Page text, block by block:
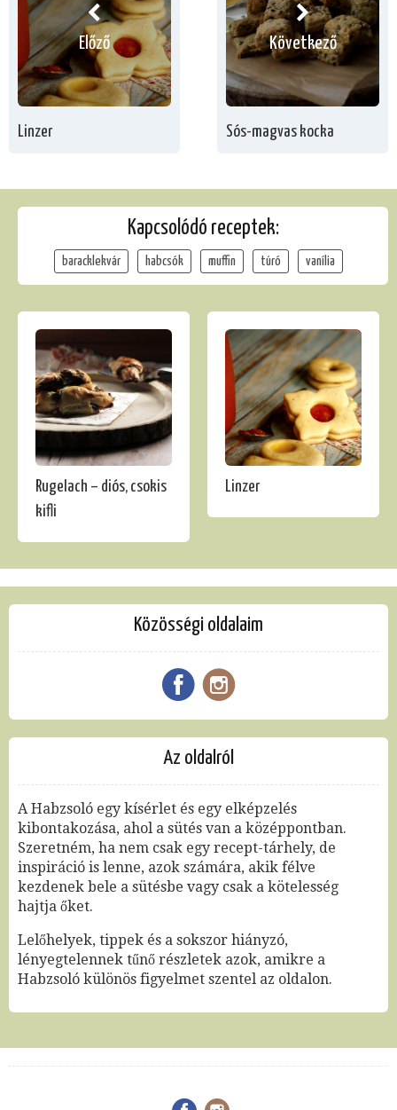
Előző
Linzer
Következő
Sós-magvas kocka
Kapcsolódó receptek:
baracklekvár habcsók muffin túró vanília
Rugelach – diós, csokis
kifli
Linzer
Közösségi oldalaim
Az oldalról
A Habzsoló egy kísérlet és egy elképzelés
kibontakozása, ahol a sütés van a középpontban.
Szeretném, ha nem csak egy recept-tárhely, de
inspiráció is lenne, azok számára, akik félve
kezdenek bele a sütésbe vagy csak a kötelesség
hajtja őket.
Lelőhelyek, tippek és a sokszor hiányzó,
lényegtelennek tűnő részletek azok, amikre a
Habzsoló különös figyelmet szentel az oldalon.